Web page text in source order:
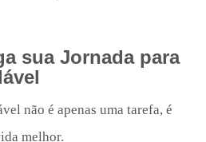
sua Jornada para
não é apenas uma tarefa, é
melhor.